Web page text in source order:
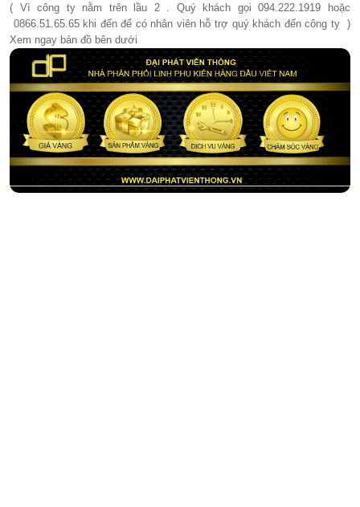
( Vì công ty nằm trên lầu 2 . Quý khách gọi 094.222.1919 hoặc
0866.51.65.65 khi đến để có nhân viên hỗ trợ quý khách đến công ty )
Xem ngay bản đồ bên dưới